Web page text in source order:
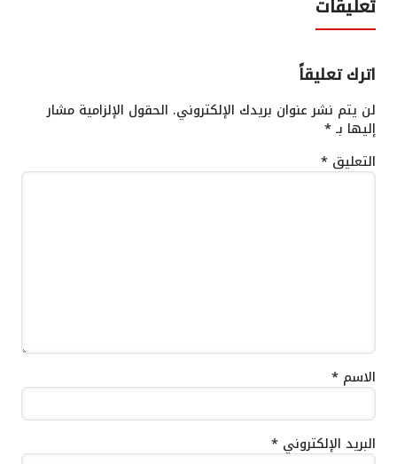
تعليقات
اترك تعليقاً
لن يتم نشر عنوان بريدك الإلكتروني. الحقول الإلزامية مشار
إليها بـ*
التعليق *
الاسم *
البريد الإلكتروني *